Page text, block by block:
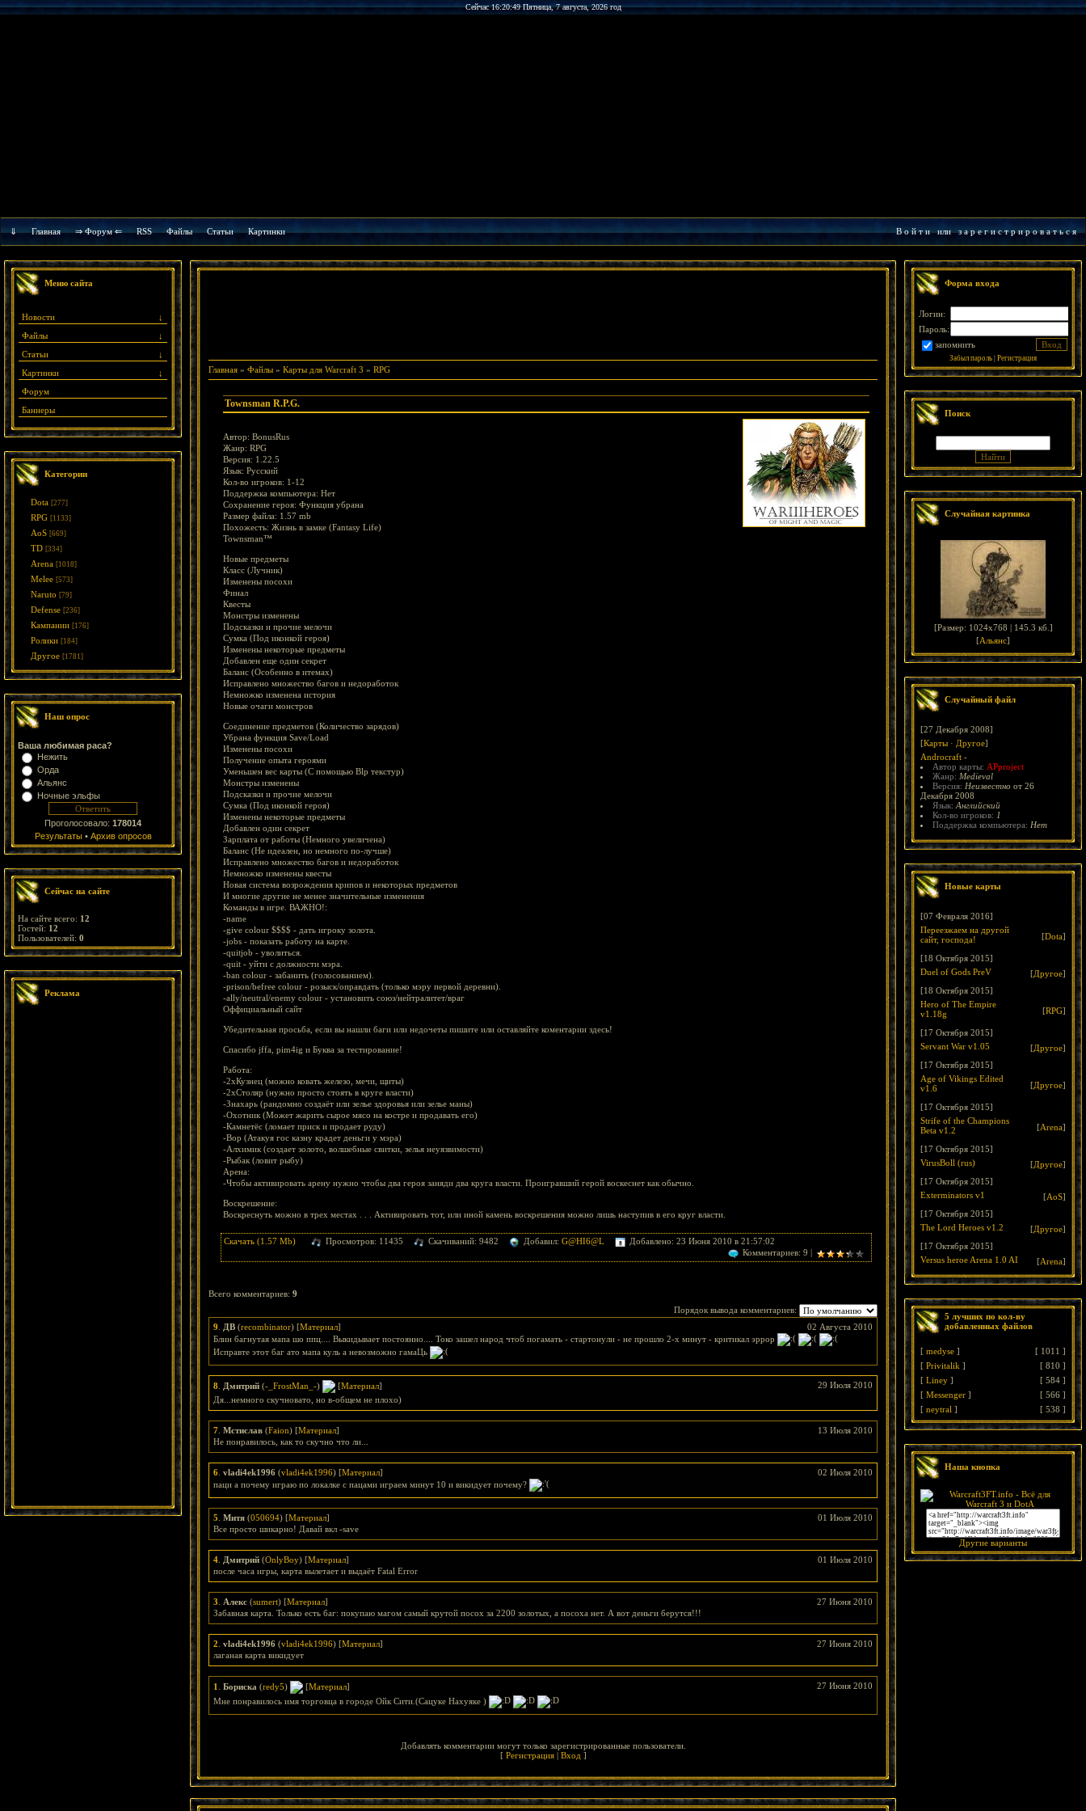
Сейчас 16:20:49 Пятница, 7 августа, 2026 год
⇓ Главная ⇒ Форум ⇐ RSS Файлы Cтатьи Картинки В о й т иилиз а р е г и с т р и р о в а т ь с я
Меню сайта
↓
Новости
↓
Файлы
↓
Статьи
↓
Картинки
Форум
Баннеры
Категории
Dota [277]
RPG [1133]
AoS [669]
TD [334]
Arena [1018]
Melee [573]
Naruto [79]
Defense [236]
Кампании [176]
Ролики [184]
Другое [1781]
Наш опрос
Ваша любимая раса?
Нежить
Орда
Альянс
Ночные эльфы
Проголосовало: 178014
Результаты• Архив опросов
Сейчас на сайте
На сайте всего: 12
Гостей: 12
Пользователей: 0
Реклама
Главная » Файлы » Карты для Warcraft 3 » RPG
Townsman R.P.G.
Автор: BonusRus
Жанр: RPG
Версия: 1.22.5
Язык: Русский
Кол-во игроков: 1-12
Поддержка компьютера: Нет
Сохранение героя: Функция убрана
Размер файла: 1.57 mb
Похожесть: Жизнь в замке (Fantasy Life)
Townsman™
Новые предметы
Класс (Лучник)
Изменены посохи
Финал
Квесты
Монстры изменены
Подсказки и прочие мелочи
Сумка (Под иконкой героя)
Изменены некоторые предметы
Добавлен еще один секрет
Баланс (Особенно в итемах)
Исправлено множество багов и недоработок
Немножко изменена история
Новые очаги монстров
Соединение предметов (Количество зарядов)
Убрана функция Save/Load
Изменены посохи
Получение опыта героями
Уменьшен вес карты (С помощью Blp текстур)
Монстры изменены
Подсказки и прочие мелочи
Сумка (Под иконкой героя)
Изменены некоторые предметы
Добавлен один секрет
Зарплата от работы (Немного увеличена)
Баланс (Не идеален, но немного по-лучше)
Исправлено множество багов и недоработок
Немножко изменены квесты
Новая система возрождения крипов и некоторых предметов
И многие другие не менее значительные изменения
Команды в игре. ВАЖНО!:
-name
-give colour $$$$ - дать игроку золота.
-jobs - показать работу на карте.
-quitjob - уволиться.
-quit - уйти с должности мэра.
-ban colour - забанить (голосованием).
-prison/befree colour - розыск/оправдать (только мэру первой деревни).
-ally/neutral/enemy colour - установить союз/нейтралитет/враг
Оффициальный сайт
Убедительная просьба, если вы нашли баги или недочеты пишите или оставляйте коментарии здесь!
Спасибо jffa, pim4ig и Буква за тестирование!
Работа:
-2xКузнец (можно ковать железо, мечи, щиты)
-2xСтоляр (нужно просто стоять в круге власти)
-Знахарь (рандомно создаёт или зелье здоровья или зелье маны)
-Охотник (Может жарить сырое мясо на костре и продавать его)
-Камнетёс (ломает приск и продает руду)
-Вор (Атакуя гос казну крадет деньги у мэра)
-Алхимик (создает золото, волшебные свитки, зелья неуязвимости)
-Рыбак (ловит рыбу)
Арена:
-Чтобы активировать арену нужно чтобы два героя заняди два круга власти. Проигравший герой воскеснет как обычно.
Воскрешение:
Воскреснуть можно в трех местах . . . Активировать тот, или иной камень воскрешения можно лишь наступив в его круг власти.
Скачать (1.57 Mb) Просмотров: 11435 Скачиваний: 9482 Добавил: G@HI6@L
Добавлено: 23 Июня 2010 в 21:57:02
Комментариев: 9 |
Всего комментариев: 9
Порядок вывода комментариев:
02 Августа 2010
9 ДВ (recombinator) [Материал]
Блин багнутая мапа шо ппц.... Выкидывает постоянно.... Токо зашел народ чтоб погамать - стартонули - не прошло 2-х минут - критикал эррор
Исправте этот баг ато мапа куль а невозможно гамаЦь
29 Июля 2010
8 Дмитрий (-_FrostMan_-) [Материал]
Дя...немного скучновато, но в-общем не плохо)
13 Июля 2010
7 Мстислав (Faion) [Материал]
Не понравилось, как то скучно что ли...
02 Июля 2010
6 vladi4ek1996 (vladi4ek1996) [Материал]
паци а почему играю по локалке с пацами играем минут 10 и викидует почему?
01 Июля 2010
5 Митя (050694) [Материал]
Все просто шикарно! Давай вкл -save
01 Июля 2010
4 Дмитрий (OnlyBoy) [Материал]
после часа игры, карта вылетает и выдаёт Fatal Error
27 Июня 2010
3 Алекс (sumert) [Материал]
Забавная карта. Только есть баг: покупаю магом самый крутой посох за 2200 золотых, а посоха нет. А вот деньги берутся!!!
27 Июня 2010
2 vladi4ek1996 (vladi4ek1996) [Материал]
лаганая карта викидует
27 Июня 2010
1 Бориска (redy5) [Материал]
Мне понравилось имя торговца в городе Ойк Сити.(Сацуке Нахуяке )
Добавлять комментарии могут только зарегистрированные пользователи.
[ Регистрация| Вход ]
Форма входа
Логин:
Пароль:
запомнить
Забыл пароль Регистрация
Поиск
Случайная картинка
[Размер: 1024x768 | 145.3 кб. ]
[Альянс]
Случайный файл
[27 Декабря 2008]
[Карты · Другое]
Androcraft -
Автор карты: APproject
Жанр: Medieval
Версия: Неизвестно от 26
Декабря 2008
Язык: Английский
Кол-во игроков: 1
Поддержка компьютера: Нет
Новые карты
[07 Февраля 2016]
Переезжаем на другой
сайт, господа!
[Dota]
[18 Октября 2015]
Duel of Gods PreV
[Другое]
[18 Октября 2015]
Hero of The Empire
v1.18g
[RPG]
[17 Октября 2015]
Servant War v1.05
[Другое]
[17 Октября 2015]
Age of Vikings Edited
v1.6
[Другое]
[17 Октября 2015]
Strife of the Champions
Beta v1.2
[Arena]
[17 Октября 2015]
VirusBoll (rus)
[Другое]
[17 Октября 2015]
Exterminators v1
[AoS]
[17 Октября 2015]
The Lord Heroes v1.2
[Другое]
[17 Октября 2015]
Versus heroe Arena 1.0 AI
[Arena]
5 лучших по кол-ву
добавленных файлов
[ medyse ] [ 1011 ]
[ Privitalik ] [ 810 ]
[ Liney ] [ 584 ]
[ Messenger ] [ 566 ]
[ neytral ] [ 538 ]
Наша кнопка
Другие варианты